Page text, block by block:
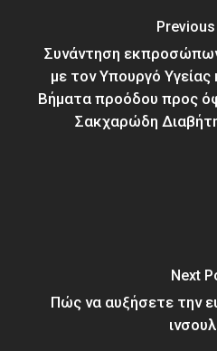
Συνάντηση
με τον Υπουργό
Βήματα προόδου προς
Σακχαρώδη
Next
Πώς να αυξήσετε την